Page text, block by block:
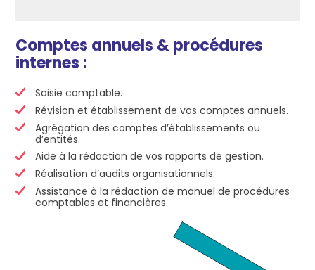
Comptes annuels & procédures
internes :
Saisie comptable.
Révision et établissement de vos comptes annuels.
Agrégation des comptes d’établissements ou
d’entités.
Aide à la rédaction de vos rapports de gestion.
Réalisation d’audits organisationnels.
Assistance à la rédaction de manuel de procédures
comptables et financières.